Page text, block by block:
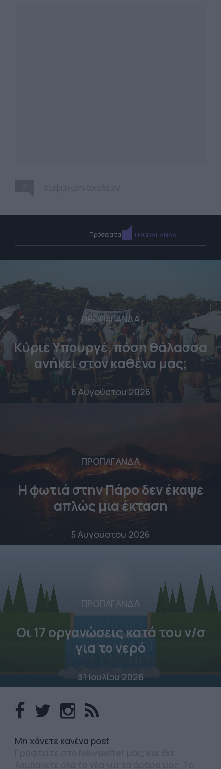
Πρόσφατα ΠΡΟΠΑΓΑΝΔΑ
ΠΡΟΠΑΓΑΝΔΑ
Κύριε Υπουργέ, πόση θάλασσα
ανήκει στον καθένα μας;
6 Αυγούστου 2026
ΠΡΟΠΑΓΑΝΔΑ
Η φωτιά στην Πάρο δεν έκαψε
απλώς μια έκταση
5 Αυγούστου 2026
ΠΡΟΠΑΓΑΝΔΑ
Οι 17 οργανώσεις κατά του ν/σ
για το νερό
31 Ιουλίου 2026
Mη χάνετε κανένα post